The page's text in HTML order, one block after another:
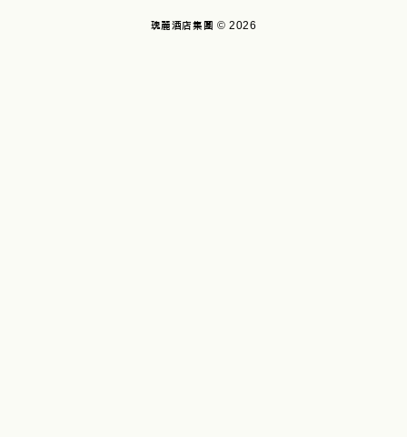
瑰麗酒店集團 © 2026